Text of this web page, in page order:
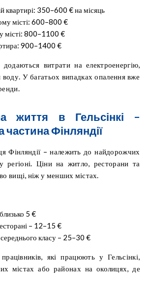
квартирі: 350–600 € на місяць
місті: 600–800 €
місті: 800–1100 €
900–1400 €
витрати на електроенергію,
воду. У багатьох випадках опалення вже
життя в Гельсінкі –
Фінляндії
Фінляндії – належить до найдорожчих
регіоні. Ціни на житло, ресторани та
вищі, ніж у менших містах.
5 €
– 12–15 €
середнього класу – 25–30 €
які працюють у Гельсінкі,
містах або районах на околицях, де